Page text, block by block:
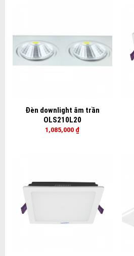
Đèn downlight âm trần
OLS210L20
1,085,000 ₫